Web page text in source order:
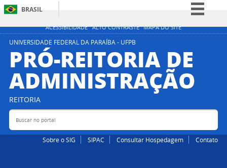
ACESSIBILIDADE ALTO CONTRASTE MAPA DO SITE
BRASIL
Simplifique!
Participe
Acesso à informação
Legislação
UNIVERSIDADE FEDERAL DA PARAÍBA - UFPB
PRÓ-REITORIA DE
ADMINISTRAÇÃO
REITORIA
Buscar no portal
Sobre o SIG SIPAC Consultar Hospedagem Contato